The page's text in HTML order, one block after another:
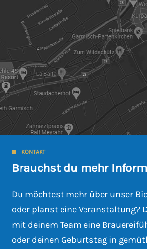
KONTAKT
Brauchst du mehr
Du möchtest mehr über unser
oder planst eine Veranstaltung?
mit deinem Team eine
oder deinen Geburtstag in